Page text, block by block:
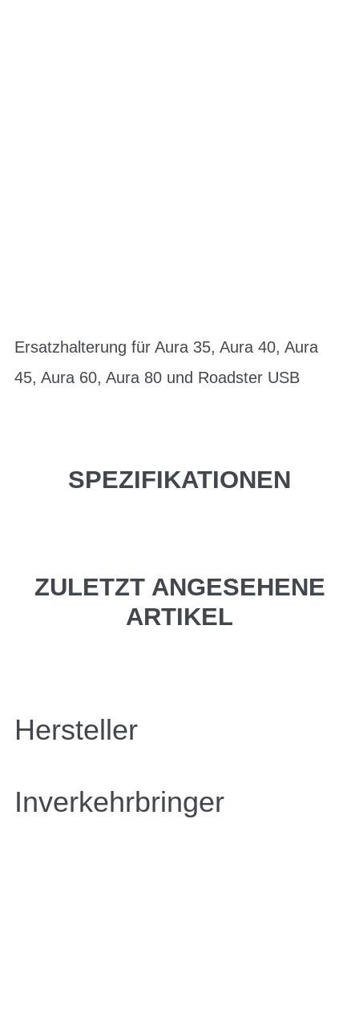
Ersatzhalterung für Aura 35, Aura 40, Aura
45, Aura 60, Aura 80 und Roadster USB
SPEZIFIKATIONEN
ZULETZT ANGESEHENE
ARTIKEL
Hersteller
Inverkehrbringer